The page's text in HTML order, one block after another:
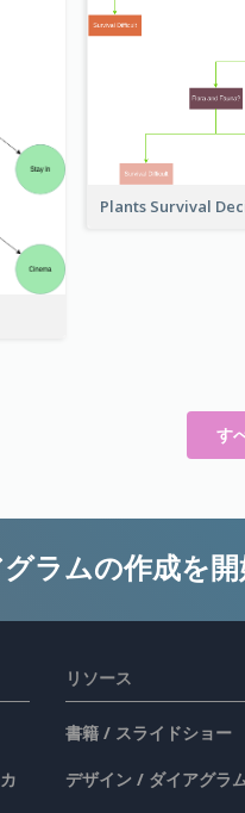
Plants Survival
す
ラムの作成を開
リソース
書籍 / スライドショー
デザイン / ダイアグラ